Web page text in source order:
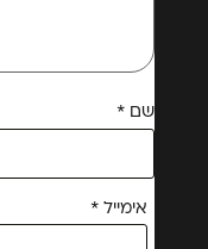
שם *
אימייל *